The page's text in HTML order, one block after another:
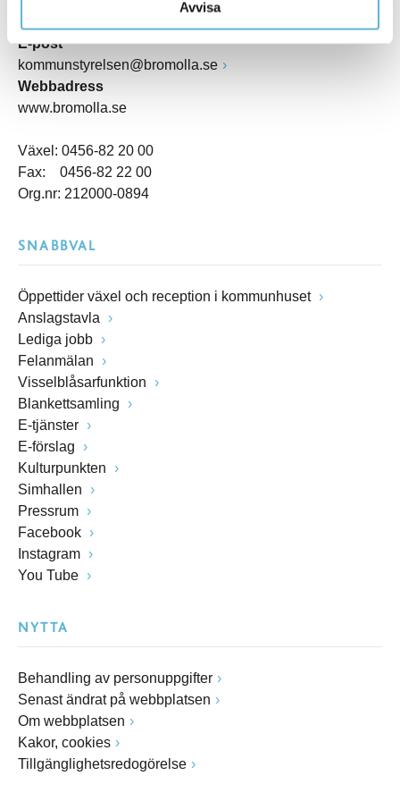
Avvisa
E-post
kommunstyrelsen@bromolla.se
Webbadress
www.bromolla.se
Växel: 0456-82 20 00
Fax: 0456-82 22 00
Org.nr: 212000-0894
SNABBVAL
Öppettider växel och reception i kommunhuset
Anslagstavla
Lediga jobb
Felanmälan
Visselblåsarfunktion
Blankettsamling
E-tjänster
E-förslag
Kulturpunkten
Simhallen
Pressrum
Facebook
Instagram
You Tube
NYTTA
Behandling av personuppgifter
Senast ändrat på webbplatsen
Om webbplatsen
Kakor, cookies
Tillgänglighetsredogörelse